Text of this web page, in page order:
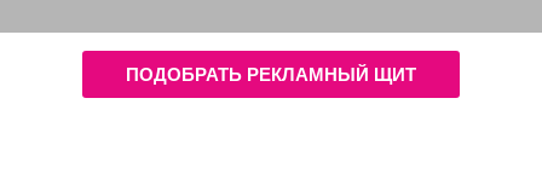
ПОДОБРАТЬ РЕКЛАМНЫЙ ЩИТ